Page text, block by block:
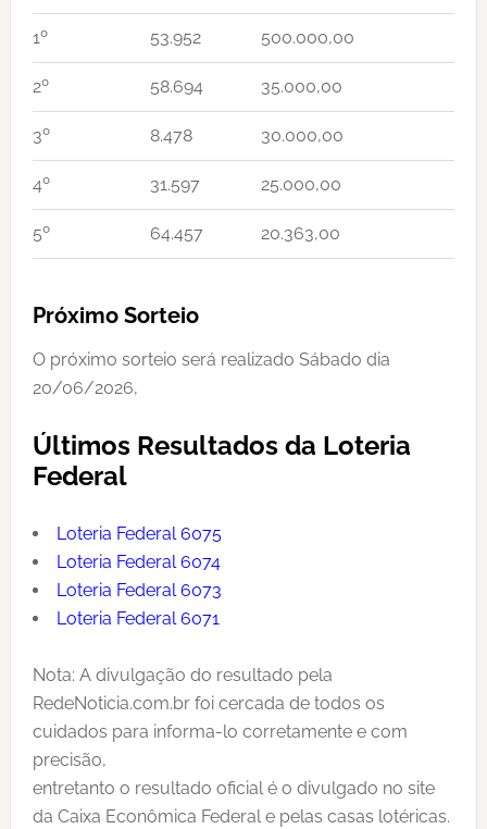
1º 53.952 500.000,00
2º 58.694 35.000,00
3º 8.478 30.000,00
4º 31.597 25.000,00
5º 64.457 20.363,00
Próximo Sorteio
O próximo sorteio será realizado Sábado dia
20/06/2026,
Últimos Resultados da Loteria
Federal
Loteria Federal 6075
Loteria Federal 6074
Loteria Federal 6073
Loteria Federal 6071
Nota: A divulgação do resultado pela
RedeNoticia.com.br foi cercada de todos os
cuidados para informa-lo corretamente e com
precisão,
entretanto o resultado oficial é o divulgado no site
da Caixa Econômica Federal e pelas casas lotéricas.